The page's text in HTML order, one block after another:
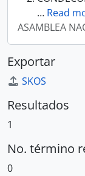
… Read
ASAMBLEA
Exportar
SKOS
Resultados
1
No. término
0